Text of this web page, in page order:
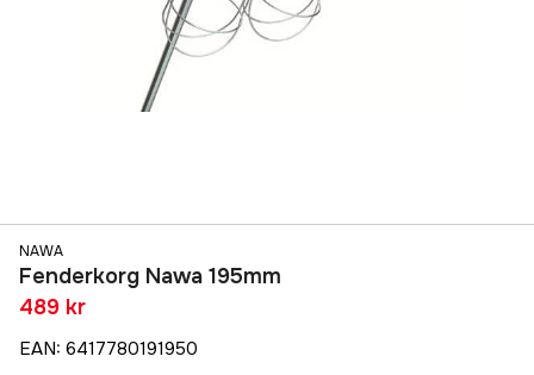
NAWA
Fenderkorg Nawa 195mm
489 kr
EAN: 6417780191950